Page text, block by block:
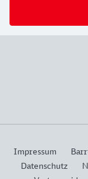
Impressum
Datenschutz